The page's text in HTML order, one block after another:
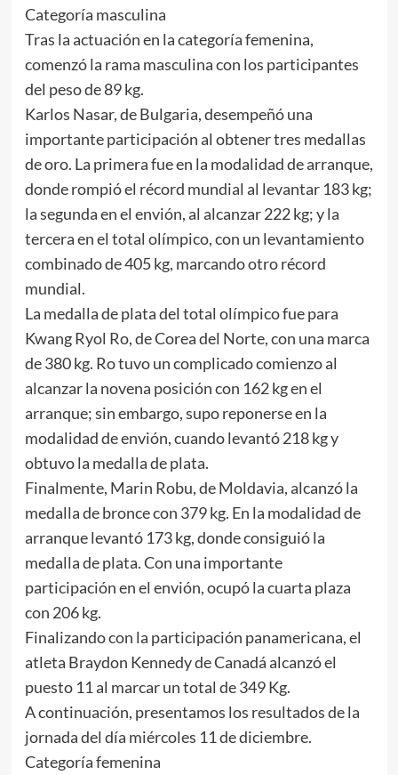
Categoría masculina
Tras la actuación en la categoría femenina,
comenzó la rama masculina con los participantes
del peso de 89 kg.
Karlos Nasar, de Bulgaria, desempeñó una
importante participación al obtener tres medallas
de oro. La primera fue en la modalidad de arranque,
donde rompió el récord mundial al levantar 183 kg;
la segunda en el envión, al alcanzar 222 kg; y la
tercera en el total olímpico, con un levantamiento
combinado de 405 kg, marcando otro récord
mundial.
La medalla de plata del total olímpico fue para
Kwang Ryol Ro, de Corea del Norte, con una marca
de 380 kg. Ro tuvo un complicado comienzo al
alcanzar la novena posición con 162 kg en el
arranque; sin embargo, supo reponerse en la
modalidad de envión, cuando levantó 218 kg y
obtuvo la medalla de plata.
Finalmente, Marin Robu, de Moldavia, alcanzó la
medalla de bronce con 379 kg. En la modalidad de
arranque levantó 173 kg, donde consiguió la
medalla de plata. Con una importante
participación en el envión, ocupó la cuarta plaza
con 206 kg.
Finalizando con la participación panamericana, el
atleta Braydon Kennedy de Canadá alcanzó el
puesto 11 al marcar un total de 349 Kg.
A continuación, presentamos los resultados de la
jornada del día miércoles 11 de diciembre.
Categoría femenina